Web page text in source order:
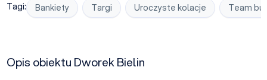
Tagi: Bankiety Targi Uroczyste kolacje Team
Opis obiektu Dworek Bielin